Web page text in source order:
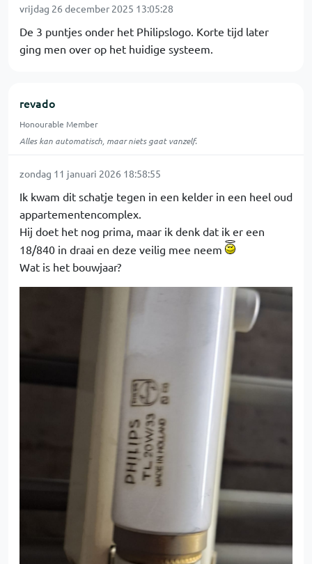
vrijdag 26 december 2025 13:05:28
De 3 puntjes onder het Philipslogo. Korte tijd later
ging men over op het huidige systeem.
revado
Honourable Member
Alles kan automatisch, maar niets gaat vanzelf.
zondag 11 januari 2026 18:58:55
Ik kwam dit schatje tegen in een kelder in een heel oud
appartementencomplex.
Hij doet het nog prima, maar ik denk dat ik er een
18/840 in draai en deze veilig mee neem
Wat is het bouwjaar?